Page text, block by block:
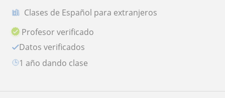
Clases de Español para extranjeros
Profesor verificado
Datos verificados
1 año dando clase